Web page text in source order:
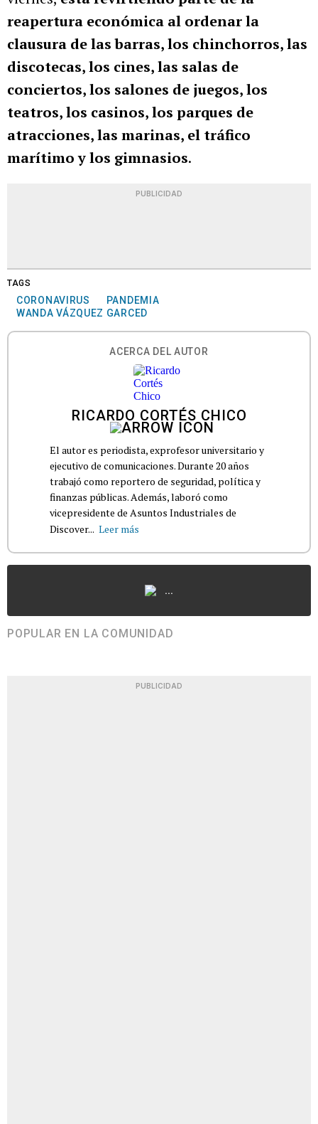
reapertura económica al ordenar la
clausura de las barras, los chinchorros, las
discotecas, los cines, las salas de
conciertos, los salones de juegos, los
teatros, los casinos, los parques de
atracciones, las marinas, el tráfico
marítimo y los gimnasios.
PUBLICIDAD
TAGS
CORONAVIRUS
PANDEMIA
WANDA VÁZQUEZ GARCED
ACERCA DEL AUTOR
RICARDO CORTÉS CHICO
El autor es periodista, exprofesor universitario y
ejecutivo de comunicaciones. Durante 20 años
trabajó como reportero de seguridad, política y
finanzas públicas. Además, laboró como
vicepresidente de Asuntos Industriales de
Discover... Leer más
...
POPULAR EN LA COMUNIDAD
PUBLICIDAD